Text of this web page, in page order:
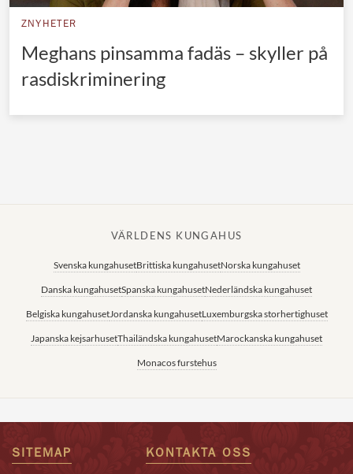
ZNYHETER
Meghans pinsamma fadäs – skyller på
rasdiskriminering
VÄRLDENS KUNGAHUS
Svenska kungahusetBrittiska kungahusetNorska kungahuset
Danska kungahusetSpanska kungahusetNederländska kungahuset
Belgiska kungahusetJordanska kungahusetLuxemburgska storhertighuset
Japanska kejsarhusetThailändska kungahusetMarockanska kungahuset
Monacos furstehus
SITEMAP KONTAKTA OSS